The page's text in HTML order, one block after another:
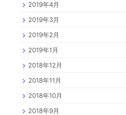
2019年4月
2019年3月
2019年2月
2019年1月
2018年12月
2018年11月
2018年10月
2018年9月